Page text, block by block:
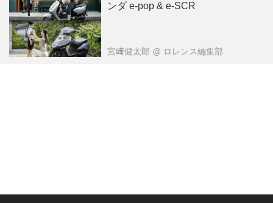
ンダ e-pop & e-SCR
宮﨑健太郎 @ ロレンス編集部